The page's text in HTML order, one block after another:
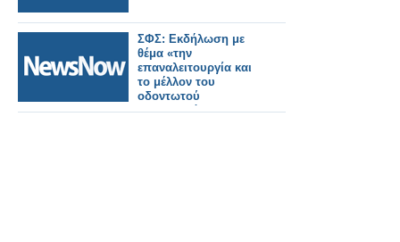
ΣΦΣ: Εκδήλωση με
θέμα «την
επαναλειτουργία και
το μέλλον του
οδοντωτού
σιδηροδρόμου,